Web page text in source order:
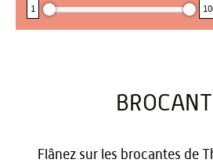
1
Flânez sur les brocantes de